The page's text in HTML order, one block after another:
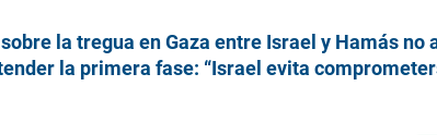
la tregua en Gaza entre Israel y Hamás no
la primera fase: “Israel evita